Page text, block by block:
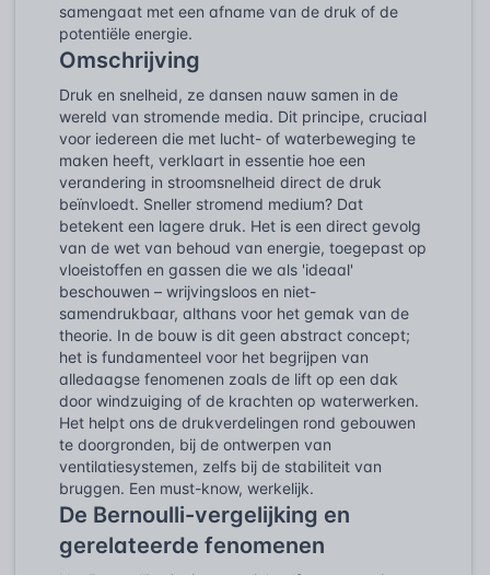
samengaat met een afname van de druk of de
potentiële energie.
Omschrijving
Druk en snelheid, ze dansen nauw samen in de
wereld van stromende media. Dit principe, cruciaal
voor iedereen die met lucht- of waterbeweging te
maken heeft, verklaart in essentie hoe een
verandering in stroomsnelheid direct de druk
beïnvloedt. Sneller stromend medium? Dat
betekent een lagere druk. Het is een direct gevolg
van de wet van behoud van energie, toegepast op
vloeistoffen en gassen die we als 'ideaal'
beschouwen – wrijvingsloos en niet-
samendrukbaar, althans voor het gemak van de
theorie. In de bouw is dit geen abstract concept;
het is fundamenteel voor het begrijpen van
alledaagse fenomenen zoals de lift op een dak
door windzuiging of de krachten op waterwerken.
Het helpt ons de drukverdelingen rond gebouwen
te doorgronden, bij de ontwerpen van
ventilatiesystemen, zelfs bij de stabiliteit van
bruggen. Een must-know, werkelijk.
De Bernoulli-vergelijking en
gerelateerde fenomenen